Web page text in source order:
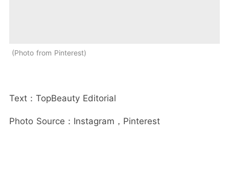
Photo from Pinterest
Text：TopBeauty Editorial
Photo Source：Instagram，Pinterest